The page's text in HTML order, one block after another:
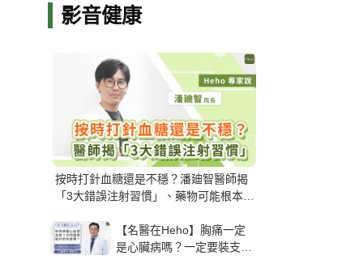
影音健康
按時打針血糖還是不穩？潘廸智醫師揭
「3大錯誤注射習慣」、藥物可能根本沒
【名醫在Heho】胸痛一定
是心臟病嗎？一定要裝支